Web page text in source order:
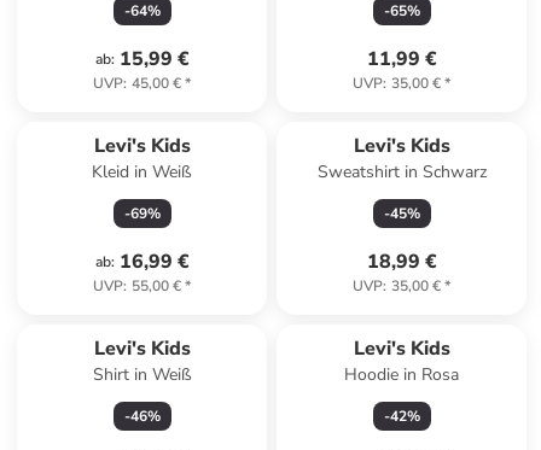
-64%
ab: 15,99 €
UVP: 45,00 €*
-65%
11,99 €
UVP: 35,00 €*
Levi's Kids
Kleid in Weiß
-69%
ab: 16,99 €
UVP: 55,00 €*
Levi's Kids
Sweatshirt in Schwarz
-45%
18,99 €
UVP: 35,00 €*
Levi's Kids
Shirt in Weiß
-46%
Levi's Kids
Hoodie in Rosa
-42%